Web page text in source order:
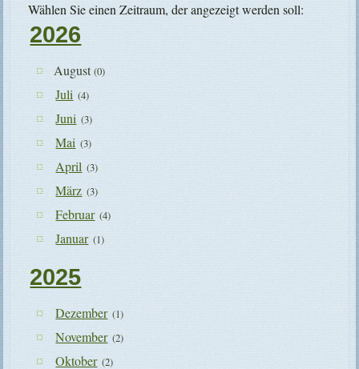
Wählen Sie einen Zeitraum, der angezeigt werden soll:
2026
August(0)
Juli (4)
Juni (3)
Mai (3)
April (3)
März (3)
Februar (4)
Januar (1)
2025
Dezember (1)
November (2)
Oktober (2)